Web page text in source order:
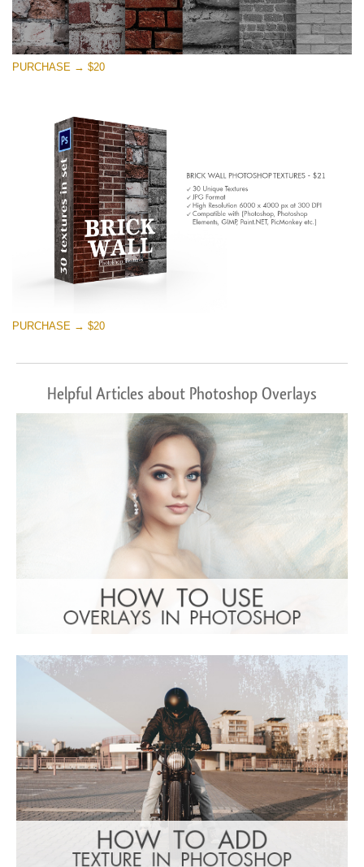
Ücretsiz indirin
PURCHASE → $20
PURCHASE → $20
Helpful Articles about Photoshop Overlays